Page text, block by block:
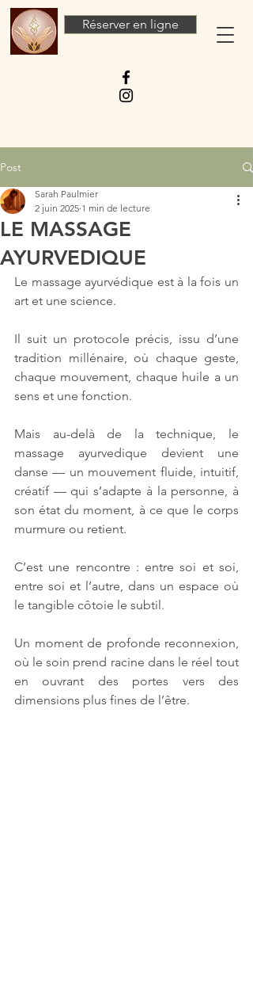
Réserver en ligne
Post
LE MASSAGE
AYURVEDIQUE
Sarah Paulmier
2 juin 2025 1 min de lecture
Le massage ayurvédique est à la fois un
art et une science.
Il suit un protocole précis, issu d’une
tradition millénaire, où chaque geste,
chaque mouvement, chaque huile a un
sens et une fonction.
Mais au-delà de la technique, le
massage ayurvedique devient une
danse — un mouvement fluide, intuitif,
créatif — qui s’adapte à la personne, à
son état du moment, à ce que le corps
murmure ou retient.
C’est une rencontre : entre soi et soi,
entre soi et l’autre, dans un espace où
le tangible côtoie le subtil.
Un moment de profonde reconnexion,
où le soin prend racine dans le réel tout
en ouvrant des portes vers des
dimensions plus fines de l’être.